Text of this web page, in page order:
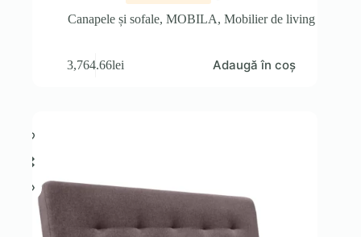
Canapele și sofale, MOBILA, Mobilier de living
3,764.66lei Adaugă în coș